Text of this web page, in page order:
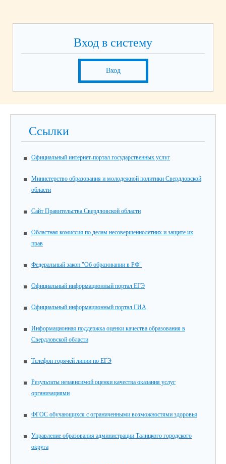
Вход в систему
Вход
Ссылки
Официальный интернет-портал государственных услуг
Министерство образования и молодежной политики Свердловской
области
Сайт Правительства Свердловской области
Областная комиссия по делам несовершеннолетних и защите их
прав
Федеральный закон "Об образовании в РФ"
Официальный информационный портал ЕГЭ
Официальный информационный портал ГИА
Информационная поддержка оценки качества образования в
Свердловской области
Телефон горячей линии по ЕГЭ
Результаты независимой оценки качества оказания услуг
организациями
ФГОС обучающихся с ограниченными возможностями здоровья
Управление образования администрации Талицкого городского
округа